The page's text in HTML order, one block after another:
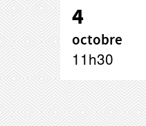
4
octobre
11h30